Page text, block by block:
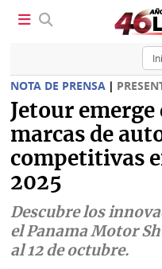
SECCIONES
Locales
Sociedad
Ellas
NOTA DE PRENSA |
Jetour emerge
marcas de
competitivas
2025
Descubre los
el Panama Motor
al 12 de octubre.